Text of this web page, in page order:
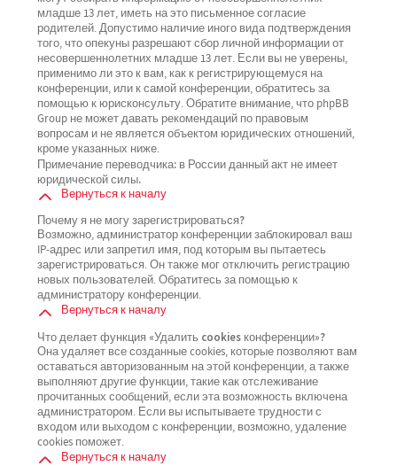
младше 13 лет, иметь на это письменное согласие
родителей. Допустимо наличие иного вида подтверждения
того, что опекуны разрешают сбор личной информации от
несовершеннолетних младше 13 лет. Если вы не уверены,
применимо ли это к вам, как к регистрирующемуся на
конференции, или к самой конференции, обратитесь за
помощью к юрисконсульту. Обратите внимание, что phpBB
Group не может давать рекомендаций по правовым
вопросам и не является объектом юридических отношений,
кроме указанных ниже.
Примечание переводчика: в России данный акт не имеет
юридической силы.
Вернуться к началу
Почему я не могу зарегистрироваться?
Возможно, администратор конференции заблокировал ваш
IP-адрес или запретил имя, под которым вы пытаетесь
зарегистрироваться. Он также мог отключить регистрацию
новых пользователей. Обратитесь за помощью к
администратору конференции.
Вернуться к началу
Что делает функция «Удалить cookies конференции»?
Она удаляет все созданные cookies, которые позволяют вам
оставаться авторизованным на этой конференции, а также
выполняют другие функции, такие как отслеживание
прочитанных сообщений, если эта возможность включена
администратором. Если вы испытываете трудности с
входом или выходом с конференции, возможно, удаление
cookies поможет.
Вернуться к началу